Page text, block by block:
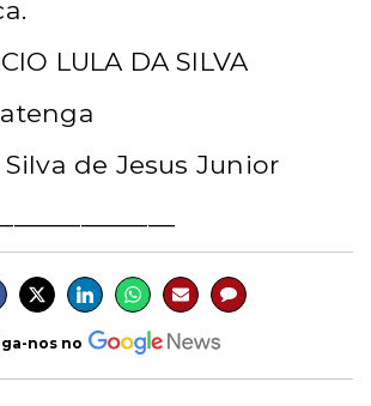
LULA DA SILVA
de Jesus Junior
nos no